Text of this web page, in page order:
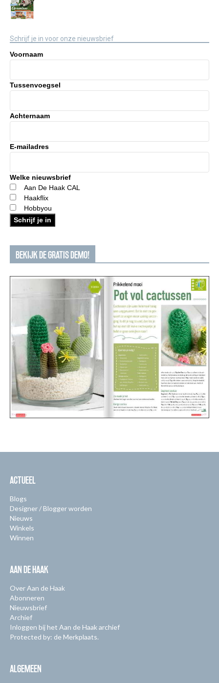
Schrijf je in voor onze nieuwsbrief
Voornaam
Tussenvoegsel
Achternaam
E-mailadres
Welke nieuwsbrief
Aan De Haak CAL
Haakflix
Hobbyou
Schrijf je in
BEKIJK DE GRATIS DEMO!
ACTUEEL
Blogs
Designer / Blogger worden
Nieuws
Winkels
Winnen
AAN DE HAAK
Over Aan de Haak
Abonneren
Nieuwsbrief
Archief
Inloggen bij het Aan de Haak archief
Protected by: de Merkplaats.
ALGEMEEN